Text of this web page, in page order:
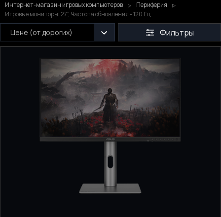
Интернет-магазин игровых компьютеров
Периферия
Игровые мониторы: 27", Частота обновления - 120 Гц
Цене (от дорогих) Фильтры